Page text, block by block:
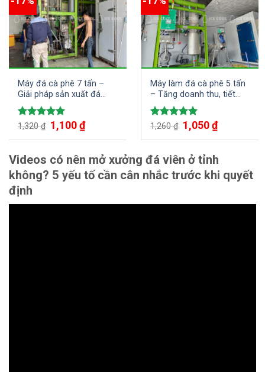
Máy đá cà phê 7 tấn –
Giải pháp sản xuất đá
lạnh tối ưu
Được xếp
5.00
1,320₫ 1,100₫
Máy làm đá cà phê 5 tấn
– Tăng doanh thu, tiết
kiệm chi phí
Được xếp
5.00
1,260₫ 1,050₫
Videos có nên mở xưởng đá viên ở tỉnh
không? 5 yếu tố cần cân nhắc trước khi quyết
định